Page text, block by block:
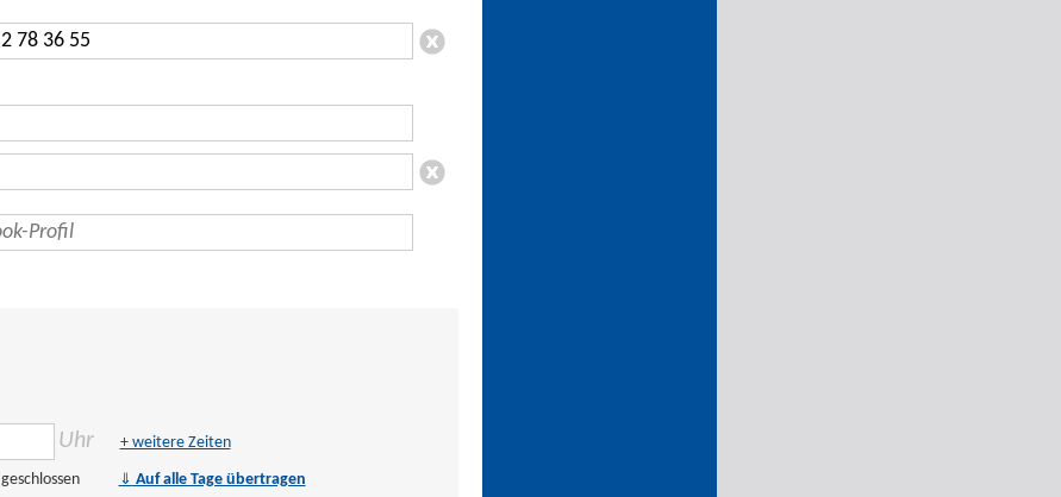
Uhr + weitere Zeiten
geschlossen ⇓ Auf alle Tage übertragen